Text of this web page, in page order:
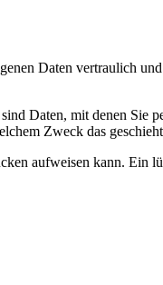
Daten vertraulich
Daten, mit denen
Zweck das
aufweisen kann. Ein